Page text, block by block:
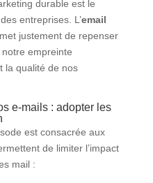
durable est le
entreprises. L’email
justement de repenser
empreinte
la qualité de nos
e-mails : adopter les
est consacrée aux
de limiter l’impact
mail :